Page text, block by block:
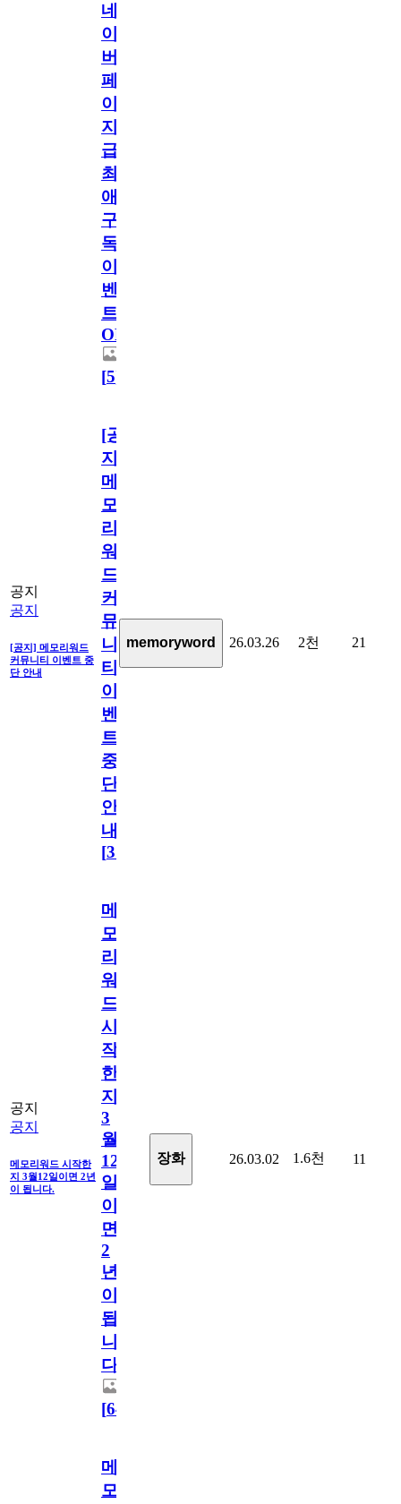
네
이
버
페
이
지
급!
최
애
구
독
이
벤
트
OPEN!
[5]
공지
공지
[공지] 메모리워드
커뮤니티 이벤트 중
단 안내
[공
지]
메
모
리
워
드
커
뮤
니
티
이
벤
트
중
단
안
내
[31
memoryword 26.03.26 2천 21
공지
공지
메모리워드 시작한
지 3월12일이면 2년
이 됩니다.
메
모
리
워
드
시
작
한
지
3
월
12
일
이
면
2
년
이
됩
니
다.
[64
장화 26.03.02 1.6천 11
메
모